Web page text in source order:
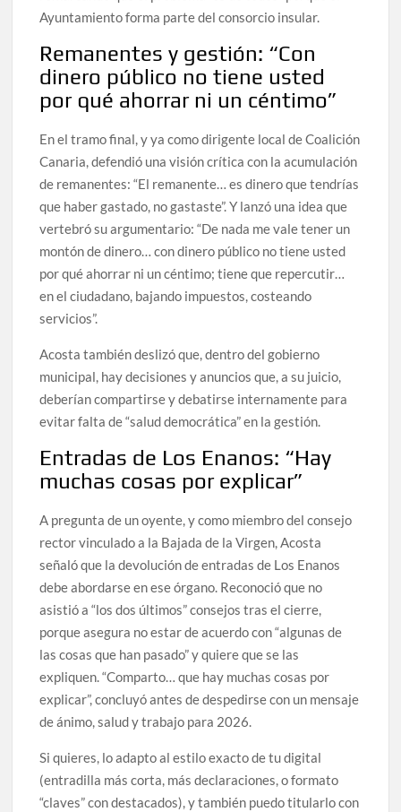
Ayuntamiento forma parte del consorcio insular.
Remanentes y gestión: “Con
dinero público no tiene usted
por qué ahorrar ni un céntimo”
En el tramo final, y ya como dirigente local de Coalición
Canaria, defendió una visión crítica con la acumulación
de remanentes: “El remanente… es dinero que tendrías
que haber gastado, no gastaste”. Y lanzó una idea que
vertebró su argumentario: “De nada me vale tener un
montón de dinero… con dinero público no tiene usted
por qué ahorrar ni un céntimo; tiene que repercutir…
en el ciudadano, bajando impuestos, costeando
servicios”.
Acosta también deslizó que, dentro del gobierno
municipal, hay decisiones y anuncios que, a su juicio,
deberían compartirse y debatirse internamente para
evitar falta de “salud democrática” en la gestión.
Entradas de Los Enanos: “Hay
muchas cosas por explicar”
A pregunta de un oyente, y como miembro del consejo
rector vinculado a la Bajada de la Virgen, Acosta
señaló que la devolución de entradas de Los Enanos
debe abordarse en ese órgano. Reconoció que no
asistió a “los dos últimos” consejos tras el cierre,
porque asegura no estar de acuerdo con “algunas de
las cosas que han pasado” y quiere que se las
expliquen. “Comparto… que hay muchas cosas por
explicar”, concluyó antes de despedirse con un mensaje
de ánimo, salud y trabajo para 2026.
Si quieres, lo adapto al estilo exacto de tu digital
(entradilla más corta, más declaraciones, o formato
“claves” con destacados), y también puedo titularlo con